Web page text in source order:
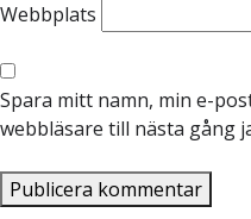
Webbplats
Spara mitt namn, min e-
webbläsare till nästa gång